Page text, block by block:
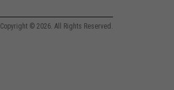
Copyright © 2026. All Rights Reserved.